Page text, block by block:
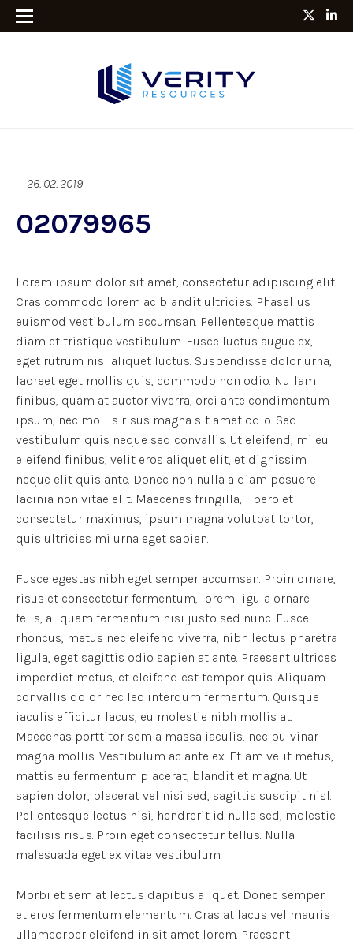
26. 02. 2019
02079965
Lorem ipsum dolor sit amet, consectetur adipiscing elit.
Cras commodo lorem ac blandit ultricies. Phasellus
euismod vestibulum accumsan. Pellentesque mattis
diam et tristique vestibulum. Fusce luctus augue ex,
eget rutrum nisi aliquet luctus. Suspendisse dolor urna,
laoreet eget mollis quis, commodo non odio. Nullam
finibus, quam at auctor viverra, orci ante condimentum
ipsum, nec mollis risus magna sit amet odio. Sed
vestibulum quis neque sed convallis. Ut eleifend, mi eu
eleifend finibus, velit eros aliquet elit, et dignissim
neque elit quis ante. Donec non nulla a diam posuere
lacinia non vitae elit. Maecenas fringilla, libero et
consectetur maximus, ipsum magna volutpat tortor,
quis ultricies mi urna eget sapien.
Fusce egestas nibh eget semper accumsan. Proin ornare,
risus et consectetur fermentum, lorem ligula ornare
felis, aliquam fermentum nisi justo sed nunc. Fusce
rhoncus, metus nec eleifend viverra, nibh lectus pharetra
ligula, eget sagittis odio sapien at ante. Praesent ultrices
imperdiet metus, et eleifend est tempor quis. Aliquam
convallis dolor nec leo interdum fermentum. Quisque
iaculis efficitur lacus, eu molestie nibh mollis at.
Maecenas porttitor sem a massa iaculis, nec pulvinar
magna mollis. Vestibulum ac ante ex. Etiam velit metus,
mattis eu fermentum placerat, blandit et magna. Ut
sapien dolor, placerat vel nisi sed, sagittis suscipit nisl.
Pellentesque lectus nisi, hendrerit id nulla sed, molestie
facilisis risus. Proin eget consectetur tellus. Nulla
malesuada eget ex vitae vestibulum.
Morbi et sem at lectus dapibus aliquet. Donec semper
et eros fermentum elementum. Cras at lacus vel mauris
ullamcorper eleifend in sit amet lorem. Praesent